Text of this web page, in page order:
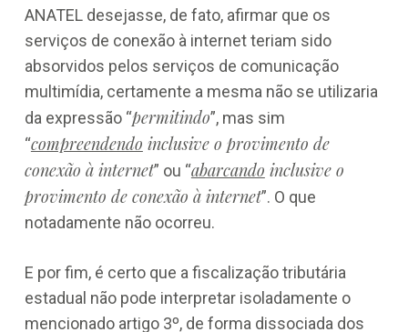
ANATEL desejasse, de fato, afirmar que os
serviços de conexão à internet teriam sido
absorvidos pelos serviços de comunicação
multimídia, certamente a mesma não se utilizaria
da expressão “permitindo”, mas sim
“compreendendo inclusive o provimento de
conexão à internet” ou “abarcando inclusive o
provimento de conexão à internet”. O que
notadamente não ocorreu.
E por fim, é certo que a fiscalização tributária
estadual não pode interpretar isoladamente o
mencionado artigo 3º, de forma dissociada dos